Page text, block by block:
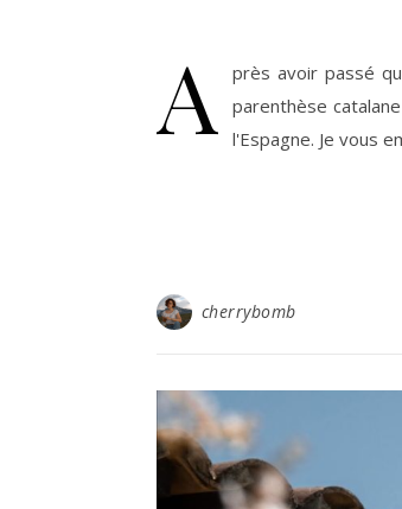
A
près avoir passé
parenthèse
l'Espagne. Je vous
cherrybomb